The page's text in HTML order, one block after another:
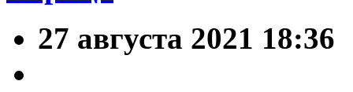
27 августа 2021 18:36